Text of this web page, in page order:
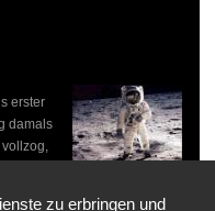
erster
damals
zu erbringen und